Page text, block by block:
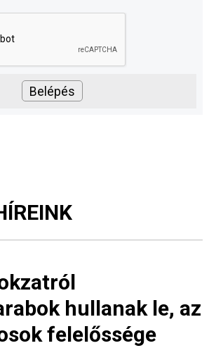
hullanak le, az
felelőssége